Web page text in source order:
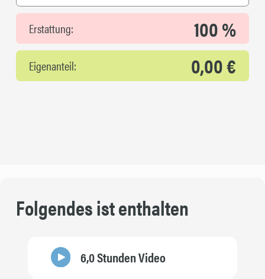
Erstattung: 100 %
Eigenanteil: 0,00 €
Folgendes ist enthalten
6,0 Stunden Video